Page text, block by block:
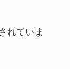
れていま